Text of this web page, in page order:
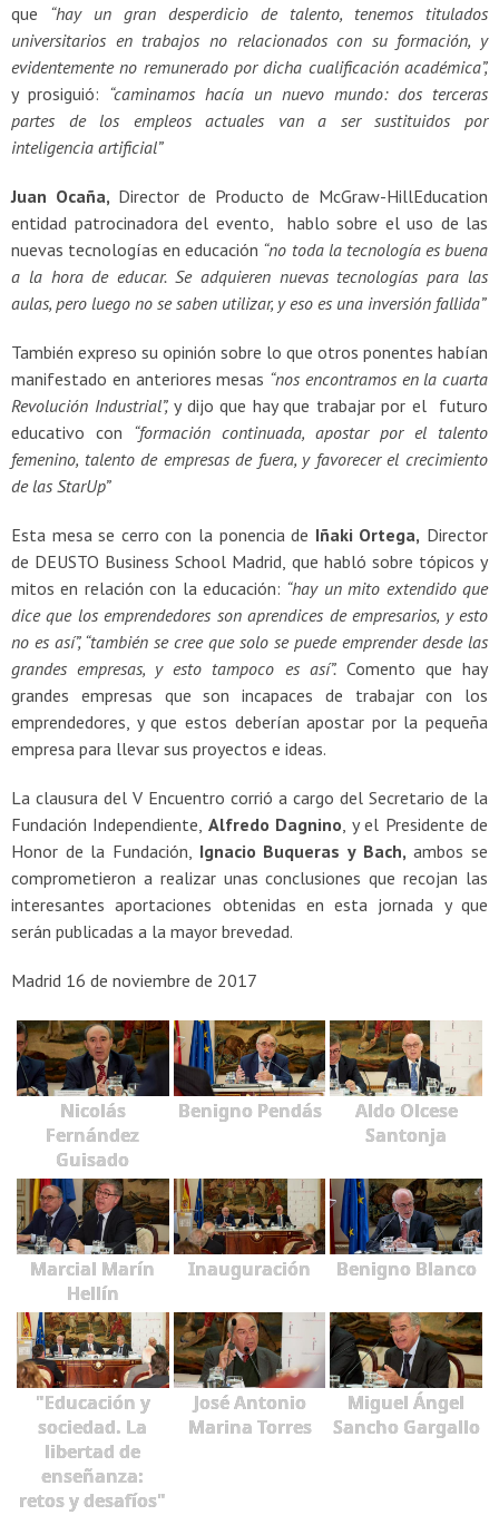
que “hay un gran desperdicio de talento, tenemos titulados
universitarios en trabajos no relacionados con su formación, y
evidentemente no remunerado por dicha cualificación académica”,
y prosiguió: “caminamos hacía un nuevo mundo: dos terceras
partes de los empleos actuales van a ser sustituidos por
inteligencia artificial”
Juan Ocaña, Director de Producto de McGraw-HillEducation
entidad patrocinadora del evento, hablo sobre el uso de las
nuevas tecnologías en educación “no toda la tecnología es buena
a la hora de educar. Se adquieren nuevas tecnologías para las
aulas, pero luego no se saben utilizar, y eso es una inversión fallida”
También expreso su opinión sobre lo que otros ponentes habían
manifestado en anteriores mesas “nos encontramos en la cuarta
Revolución Industrial”,y dijo que hay que trabajar por el futuro
educativo con “formación continuada, apostar por el talento
femenino, talento de empresas de fuera, y favorecer el crecimiento
de las StarUp”
Esta mesa se cerro con la ponencia de Iñaki Ortega, Director
de DEUSTO Business School Madrid, que habló sobre tópicos y
mitos en relación con la educación: “hay un mito extendido que
dice que los emprendedores son aprendices de empresarios, y esto
no es así”, “también se cree que solo se puede emprender desde las
grandes empresas, y esto tampoco es así”.Comento que hay
grandes empresas que son incapaces de trabajar con los
emprendedores, y que estos deberían apostar por la pequeña
empresa para llevar sus proyectos e ideas.
La clausura del V Encuentro corrió a cargo del Secretario de la
Fundación Independiente, Alfredo Dagnino , y el Presidente de
Honor de la Fundación, Ignacio Buqueras y Bach, ambos se
comprometieron a realizar unas conclusiones que recojan las
interesantes aportaciones obtenidas en esta jornada y que
serán publicadas a la mayor brevedad.
Madrid 16 de noviembre de 2017
Nicolás
Fernández
Guisado
Benigno Pendás
Aldo Olcese
Santonja
Marcial Marín
Hellín
Inauguración Benigno Blanco
"Educación y
sociedad. La
libertad de
enseñanza:
retos y desafíos"
José Antonio
Marina Torres
Miguel Ángel
Sancho Gargallo